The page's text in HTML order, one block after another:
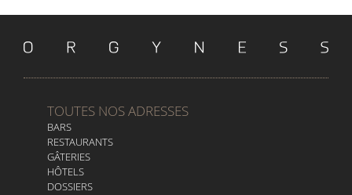
TOUTES NOS ADRESSES
BARS
RESTAURANTS
GÂTERIES
HÔTELS
DOSSIERS